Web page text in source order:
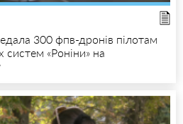
300 фпв-дронів пілотам
систем «Роніни» на